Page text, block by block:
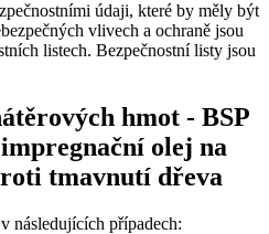
údaji, které by měly být
vlivech a ochraně jsou
listech. Bezpečnostní listy jsou
hmot - BSP
olej na
tmavnutí dřeva
následujících případech: